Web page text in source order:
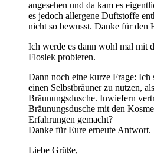
angesehen und da kam es
es jedoch allergene Duftstoffe
nicht so bewusst. Danke für den
Ich werde es dann wohl mal mit
Floslek probieren.
Dann noch eine kurze Frage: Ich
einen Selbstbräuner zu nutzen,
Bräunungsdusche. Inwiefern
Bräunungsdusche mit den
Erfahrungen gemacht?
Danke für Eure erneute Antwort.
Liebe Grüße,